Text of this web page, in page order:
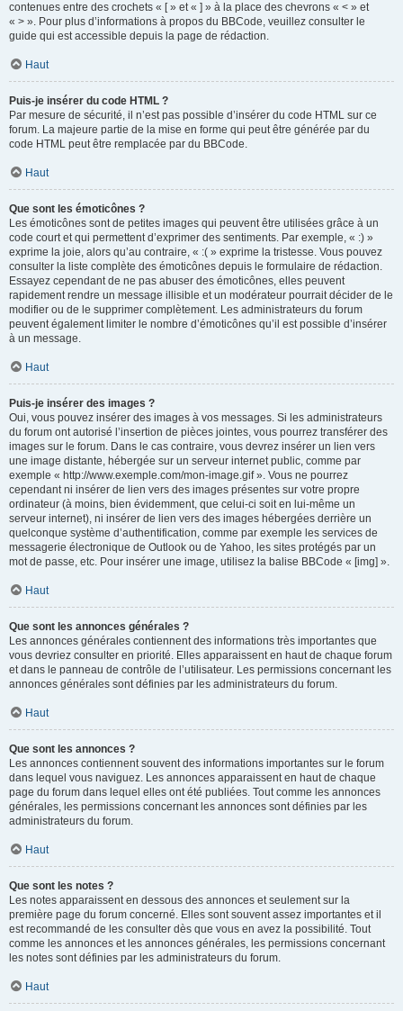
contenues entre des crochets « [ » et « ] » à la place des chevrons « < » et
« > ». Pour plus d’informations à propos du BBCode, veuillez consulter le
guide qui est accessible depuis la page de rédaction.
Haut
Puis-je insérer du code HTML ?
Par mesure de sécurité, il n’est pas possible d’insérer du code HTML sur ce
forum. La majeure partie de la mise en forme qui peut être générée par du
code HTML peut être remplacée par du BBCode.
Haut
Que sont les émoticônes ?
Les émoticônes sont de petites images qui peuvent être utilisées grâce à un
code court et qui permettent d’exprimer des sentiments. Par exemple, « :) »
exprime la joie, alors qu’au contraire, « :( » exprime la tristesse. Vous pouvez
consulter la liste complète des émoticônes depuis le formulaire de rédaction.
Essayez cependant de ne pas abuser des émoticônes, elles peuvent
rapidement rendre un message illisible et un modérateur pourrait décider de le
modifier ou de le supprimer complètement. Les administrateurs du forum
peuvent également limiter le nombre d’émoticônes qu’il est possible d’insérer
à un message.
Haut
Puis-je insérer des images ?
Oui, vous pouvez insérer des images à vos messages. Si les administrateurs
du forum ont autorisé l’insertion de pièces jointes, vous pourrez transférer des
images sur le forum. Dans le cas contraire, vous devrez insérer un lien vers
une image distante, hébergée sur un serveur internet public, comme par
exemple « http://www.exemple.com/mon-image.gif ». Vous ne pourrez
cependant ni insérer de lien vers des images présentes sur votre propre
ordinateur (à moins, bien évidemment, que celui-ci soit en lui-même un
serveur internet), ni insérer de lien vers des images hébergées derrière un
quelconque système d’authentification, comme par exemple les services de
messagerie électronique de Outlook ou de Yahoo, les sites protégés par un
mot de passe, etc. Pour insérer une image, utilisez la balise BBCode « [img] ».
Haut
Que sont les annonces générales ?
Les annonces générales contiennent des informations très importantes que
vous devriez consulter en priorité. Elles apparaissent en haut de chaque forum
et dans le panneau de contrôle de l’utilisateur. Les permissions concernant les
annonces générales sont définies par les administrateurs du forum.
Haut
Que sont les annonces ?
Les annonces contiennent souvent des informations importantes sur le forum
dans lequel vous naviguez. Les annonces apparaissent en haut de chaque
page du forum dans lequel elles ont été publiées. Tout comme les annonces
générales, les permissions concernant les annonces sont définies par les
administrateurs du forum.
Haut
Que sont les notes ?
Les notes apparaissent en dessous des annonces et seulement sur la
première page du forum concerné. Elles sont souvent assez importantes et il
est recommandé de les consulter dès que vous en avez la possibilité. Tout
comme les annonces et les annonces générales, les permissions concernant
les notes sont définies par les administrateurs du forum.
Haut